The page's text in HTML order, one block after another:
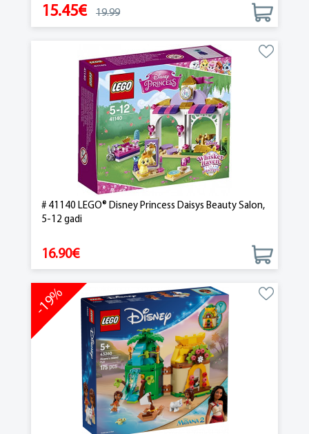
15.45€ 19.99
# 41140 LEGO® Disney Princess Daisys Beauty Salon,
5-12 gadi
16.90€
-19%